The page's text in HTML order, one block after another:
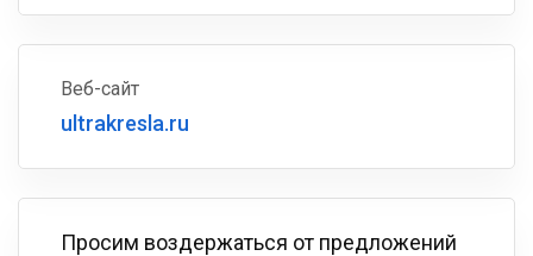
Веб-сайт
ultrakresla.ru
Просим воздержаться от предложений